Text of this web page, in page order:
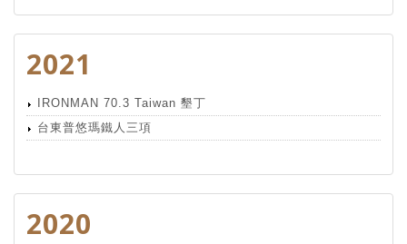
2021
IRONMAN 70.3 Taiwan 墾丁
台東普悠瑪鐵人三項
2020